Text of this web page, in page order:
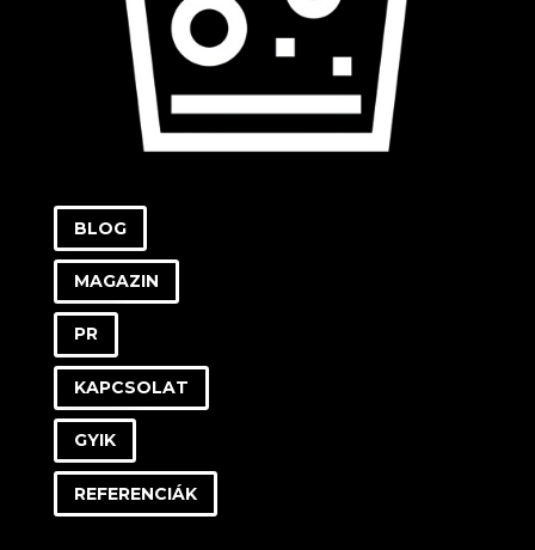
BLOG
MAGAZIN
PR
KAPCSOLAT
GYIK
REFERENCIÁK